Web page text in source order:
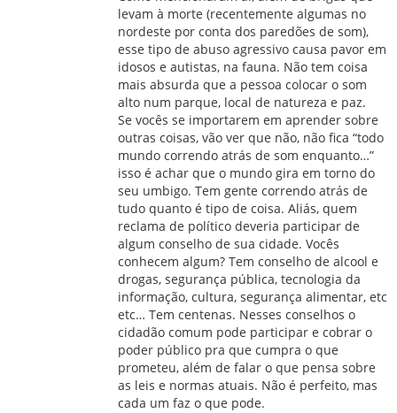
levam à morte (recentemente algumas no
nordeste por conta dos paredões de som),
esse tipo de abuso agressivo causa pavor em
idosos e autistas, na fauna. Não tem coisa
mais absurda que a pessoa colocar o som
alto num parque, local de natureza e paz.
Se vocês se importarem em aprender sobre
outras coisas, vão ver que não, não fica “todo
mundo correndo atrás de som enquanto…”
isso é achar que o mundo gira em torno do
seu umbigo. Tem gente correndo atrás de
tudo quanto é tipo de coisa. Aliás, quem
reclama de político deveria participar de
algum conselho de sua cidade. Vocês
conhecem algum? Tem conselho de alcool e
drogas, segurança pública, tecnologia da
informação, cultura, segurança alimentar, etc
etc… Tem centenas. Nesses conselhos o
cidadão comum pode participar e cobrar o
poder público pra que cumpra o que
prometeu, além de falar o que pensa sobre
as leis e normas atuais. Não é perfeito, mas
cada um faz o que pode.